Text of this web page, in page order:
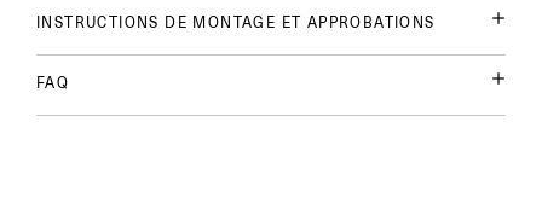
INSTRUCTIONS DE MONTAGE ET APPROBATIONS
FAQ